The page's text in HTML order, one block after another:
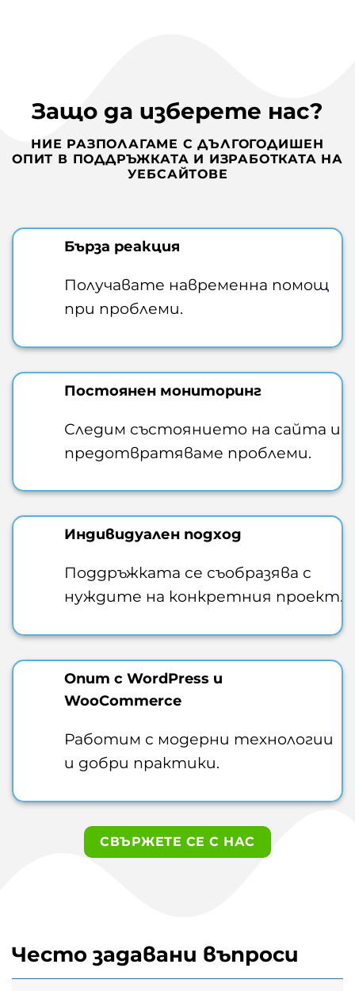
Защо да изберете нас?
НИЕ РАЗПОЛАГАМЕ С ДЪЛГОГОДИШЕН
ОПИТ В ПОДДРЪЖКАТА И ИЗРАБОТКАТА НА
УЕБСАЙТОВЕ
Бърза реакция
Получавате навременна помощ
при проблеми.
Постоянен мониторинг
Следим състоянието на сайта и
предотвратяваме проблеми.
Индивидуален подход
Поддръжката се съобразява с
нуждите на конкретния проект.
Опит с WordPress и
WooCommerce
Работим с модерни технологии
и добри практики.
СВЪРЖЕТЕ СЕ С НАС
Често задавани въпроси